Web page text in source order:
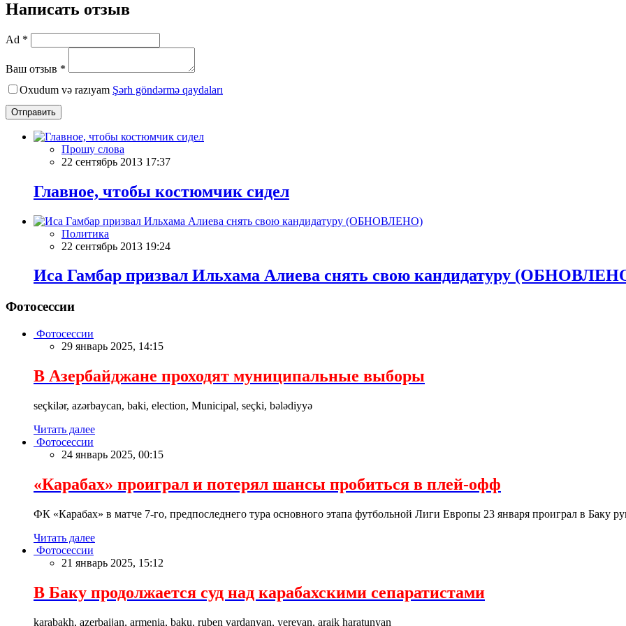
Написать отзыв
Ad *
Ваш отзыв *
Oxudum və razıyam Şərh göndərmə qaydaları
Отправить
Прошу слова
22 сентябрь 2013 17:37
Главное, чтобы костюмчик сидел
Политика
22 сентябрь 2013 19:24
Иса Гамбар призвал Ильхама Алиева снять свою кандидатуру
Фотосессии
Фотосессии
29 январь 2025, 14:15
В Азербайджане проходят муниципальные выборы
seçkilər, azərbaycan, baki, election, Municipal, seçki, bələdiyyə
Читать далее
Фотосессии
24 январь 2025, 00:15
«Карабах» проиграл и потерял шансы пробиться в плей-офф
ФК «Карабах» в матче 7-го, предпоследнего тура основного этапа футбольной Лиги Европы 23 января проиграл в Баку
Читать далее
Фотосессии
21 январь 2025, 15:12
В Баку продолжается суд над карабахскими сепаратистами
karabakh, azerbaijan, armenia, baku, ruben vardanyan, yerevan, araik haratunyan